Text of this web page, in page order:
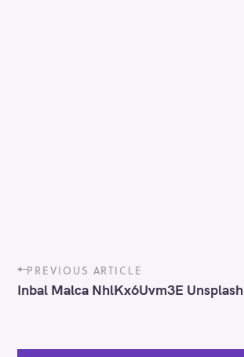
P
o
s
a
PREVIOUS ARTICLE
Inbal Malca NhlKx6Uvm3E Unsplash